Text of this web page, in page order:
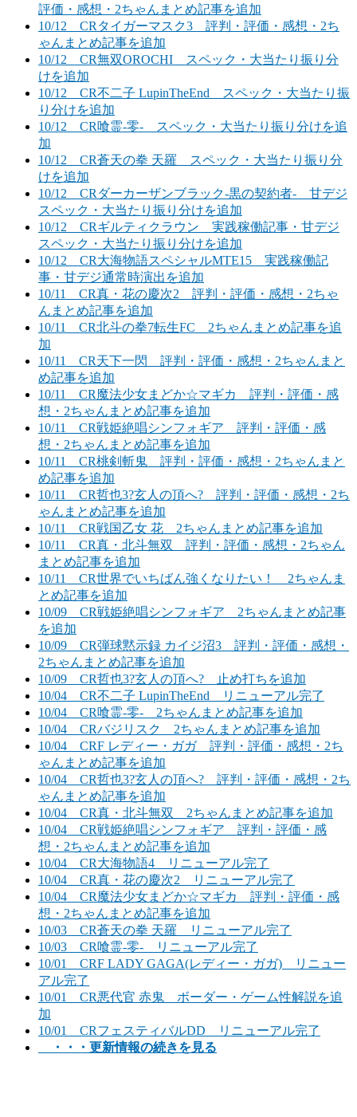
評価・感想・2ちゃんまとめ記事を追加
10/12 CRタイガーマスク3 評判・評価・感想・2ち
ゃんまとめ記事を追加
10/12 CR無双OROCHI スペック・大当たり振り分
けを追加
10/12 CR不二子 LupinTheEnd スペック・大当たり振
り分けを追加
10/12 CR喰霊-零- スペック・大当たり振り分けを追
加
10/12 CR蒼天の拳 天羅 スペック・大当たり振り分
けを追加
10/12 CRダーカーザンブラック-黒の契約者- 甘デジ
スペック・大当たり振り分けを追加
10/12 CRギルティクラウン 実践稼働記事・甘デジ
スペック・大当たり振り分けを追加
10/12 CR大海物語スペシャルMTE15 実践稼働記
事・甘デジ通常時演出を追加
10/11 CR真・花の慶次2 評判・評価・感想・2ちゃ
んまとめ記事を追加
10/11 CR北斗の拳7転生FC 2ちゃんまとめ記事を追
加
10/11 CR天下一閃 評判・評価・感想・2ちゃんまと
め記事を追加
10/11 CR魔法少女まどか☆マギカ 評判・評価・感
想・2ちゃんまとめ記事を追加
10/11 CR戦姫絶唱シンフォギア 評判・評価・感
想・2ちゃんまとめ記事を追加
10/11 CR桃剣斬鬼 評判・評価・感想・2ちゃんまと
め記事を追加
10/11 CR哲也3?玄人の頂へ? 評判・評価・感想・2ち
ゃんまとめ記事を追加
10/11 CR戦国乙女 花 2ちゃんまとめ記事を追加
10/11 CR真・北斗無双 評判・評価・感想・2ちゃん
まとめ記事を追加
10/11 CR世界でいちばん強くなりたい！ 2ちゃんま
とめ記事を追加
10/09 CR戦姫絶唱シンフォギア 2ちゃんまとめ記事
を追加
10/09 CR弾球黙示録 カイジ沼3 評判・評価・感想・
2ちゃんまとめ記事を追加
10/09 CR哲也3?玄人の頂へ? 止め打ちを追加
10/04 CR不二子 LupinTheEnd リニューアル完了
10/04 CR喰霊-零- 2ちゃんまとめ記事を追加
10/04 CRバジリスク 2ちゃんまとめ記事を追加
10/04 CRF レディー・ガガ 評判・評価・感想・2ち
ゃんまとめ記事を追加
10/04 CR哲也3?玄人の頂へ? 評判・評価・感想・2ち
ゃんまとめ記事を追加
10/04 CR真・北斗無双 2ちゃんまとめ記事を追加
10/04 CR戦姫絶唱シンフォギア 評判・評価・感
想・2ちゃんまとめ記事を追加
10/04 CR大海物語4 リニューアル完了
10/04 CR真・花の慶次2 リニューアル完了
10/04 CR魔法少女まどか☆マギカ 評判・評価・感
想・2ちゃんまとめ記事を追加
10/03 CR蒼天の拳 天羅 リニューアル完了
10/03 CR喰霊-零- リニューアル完了
10/01 CRF LADY GAGA(レディー・ガガ) リニュー
アル完了
10/01 CR悪代官 赤鬼 ボーダー・ゲーム性解説を追
加
10/01 CRフェスティバルDD リニューアル完了
・・・更新情報の続きを見る